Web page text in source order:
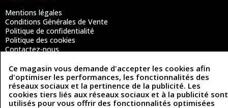
Mentions légales
Conditions Générales de Vente
Politique de confidentialité
Politique des cookies
Contactez-nous
Coordonnées
493 Chemin de Catougnac
05 63 34 51 88
Ce magasin vous demande d'accepter les cookies afin
d'optimiser les performances, les fonctionnalités des
réseaux sociaux et la pertinence de la publicité. Les
cookies tiers liés aux réseaux sociaux et à la publicité sont
utilisés pour vous offrir des fonctionnalités optimisées